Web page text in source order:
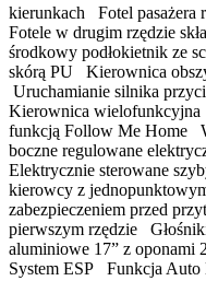
kierunkach Fotel pasażera
Fotele w drugim rzędzie
środkowy podłokietnik ze
skórą PU Kierownica
Uruchamianie silnika
Kierownica
funkcją Follow Me Home
boczne regulowane
Elektrycznie sterowane
kierowcy z
zabezpieczeniem przed
pierwszym rzędzie
aluminiowe 17” z
System ESP Funkcja